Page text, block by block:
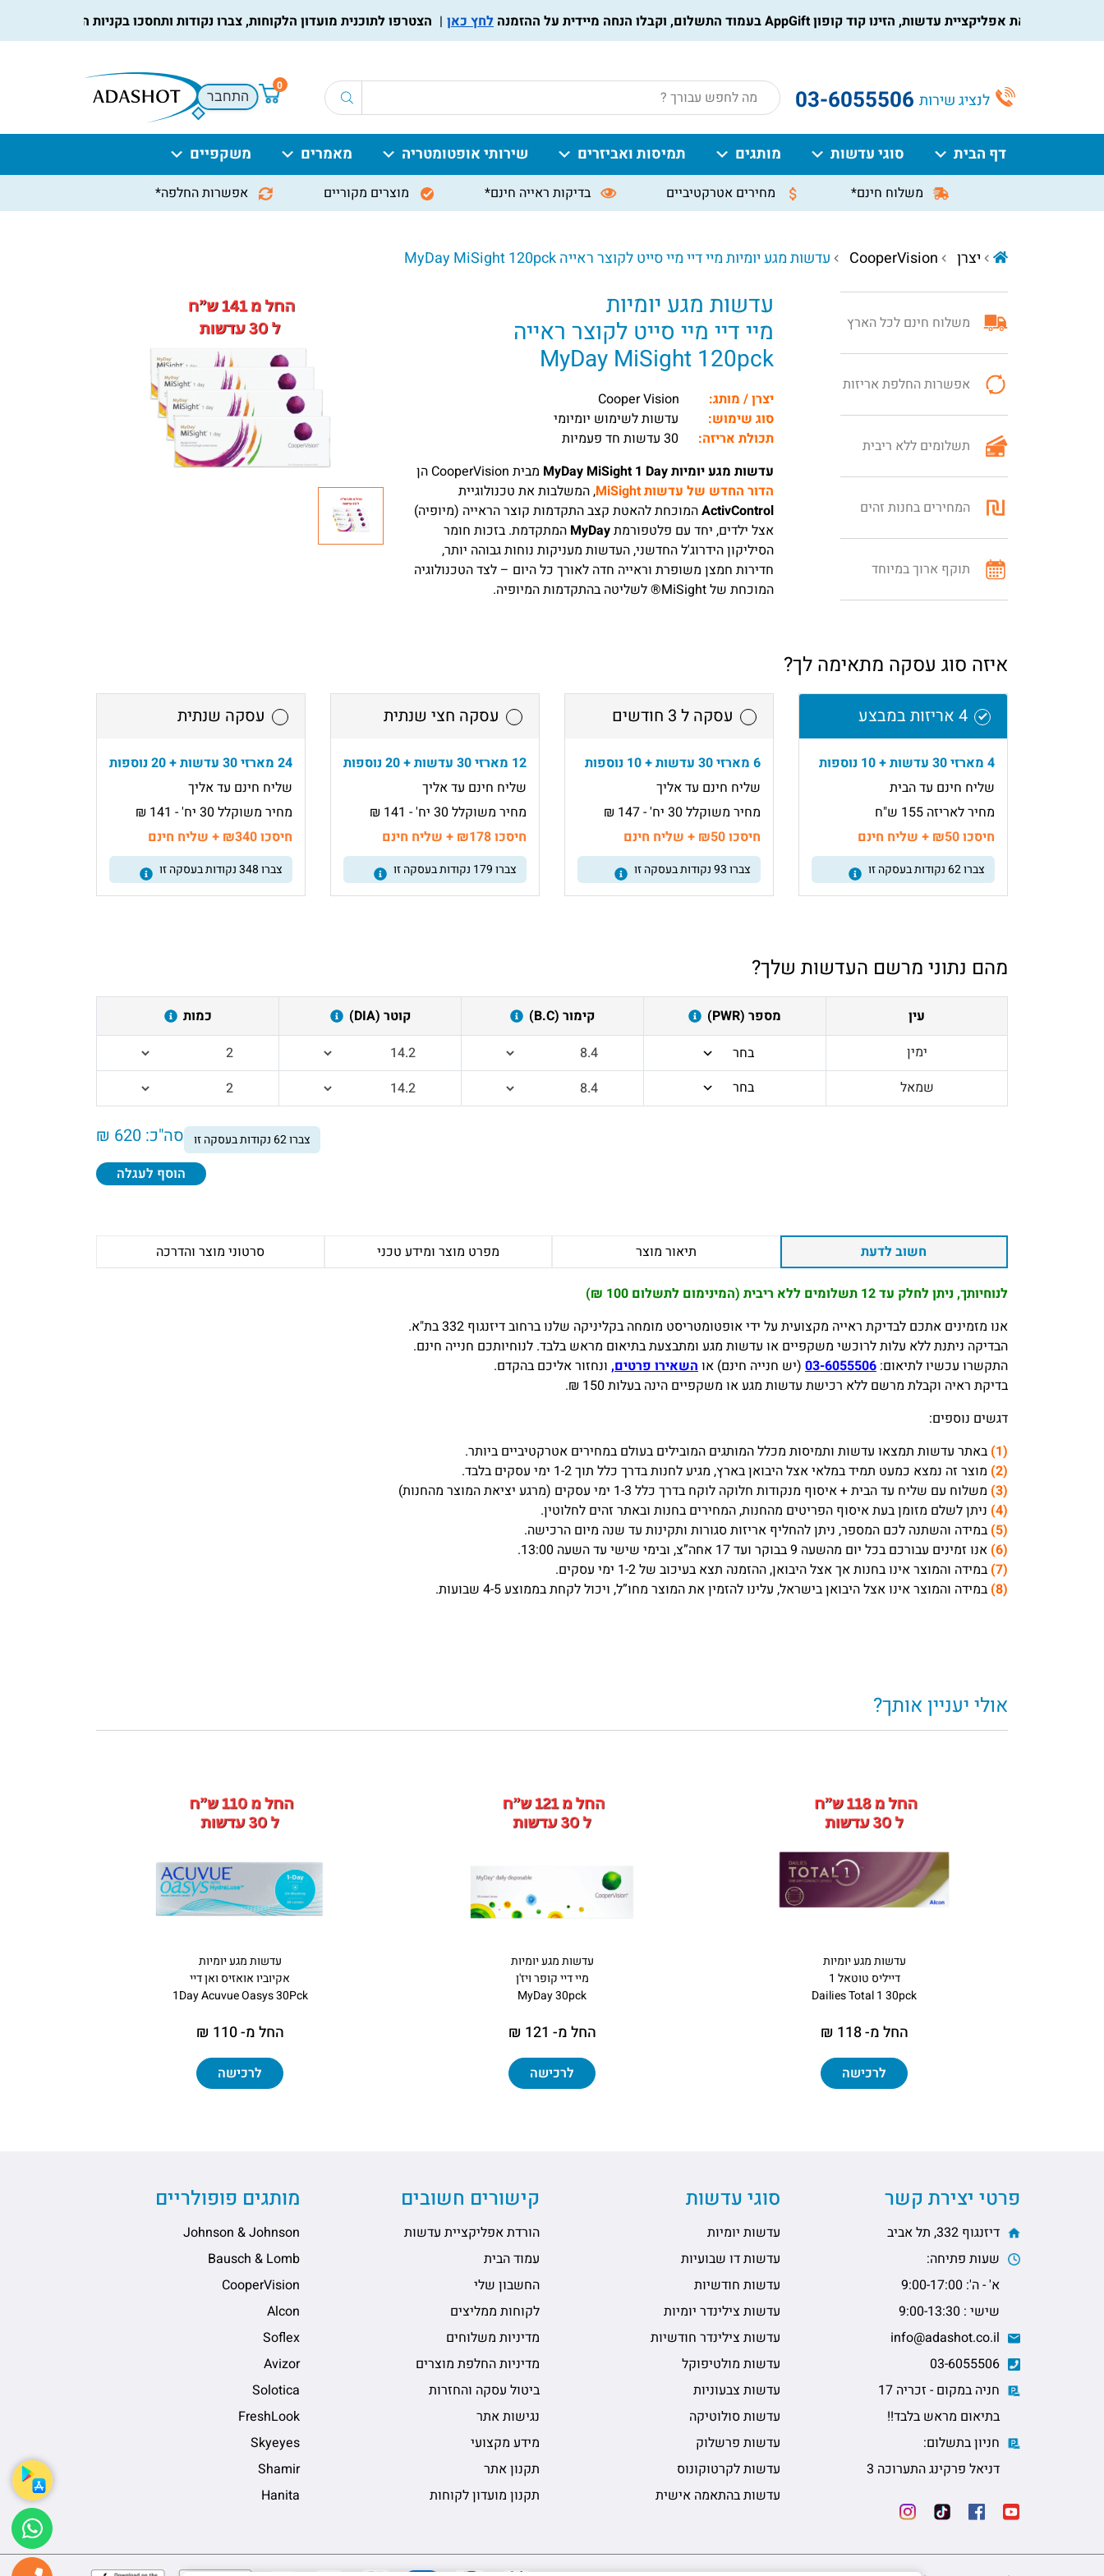
הורידו את אפליקציית עדשות, הזינו קוד קופון AppGift בעמוד התשלום, וקבלו הנחה מיידית על ההזמנה לחץ כאן הצטרפו לתוכנית מועדון הלקוחות, צברו נקודות ותחסכו בקניות הבאות, למידע נוסף
לנציג שירות 03-6055506
Products
search
0
התחבר
דף הבית סוגי עדשות מותגים תמיסות ואביזרים שירותי אופטומטריה מאמרים משקפיים
משלוח חינם* מחירים אטרקטיביים בדיקות ראייה חינם* מוצרים מקוריים אפשרות החלפה*
יצרן CooperVision עדשות מגע יומיות מיי דיי מיי סייט לקוצר ראייה MyDay MiSight 120pck
משלוח חינם לכל הארץ
אפשרות החלפת אריזות
תשלומים ללא ריבית
המחירים בחנות זהים
תוקף ארוך במיוחד
עדשות מגע יומיות
מיי דיי מיי סייט לקוצר ראייה
MyDay MiSight 120pck
יצרן / מותג:
סוג שימוש:
עדשות לשימוש יומיומי
תכולת אריזה:
עדשות מגע יומיות MyDay MiSight 1 Day
מבית CooperVision הן
הדור החדש של עדשות MiSight
, המשלבות את טכנולוגיית
ActivControlהמוכחת להאטת קצב התקדמות קוצר הראייה (מיופיה)
אצל ילדים, יחד עם פלטפורמתMyDay המתקדמת. בזכות חומר
הסיליקון הידרוג'ל החדשני, העדשות מעניקות נוחות גבוהה יותר,
חדירות חמצן משופרת וראייה חדה לאורך כל היום – לצד הטכנולוגיה
המוכחת של MiSight® לשליטה בהתקדמות המיופיה.
איזה סוג עסקה מתאימה לך?
4 אריזות במבצע
4 מארזי 30 עדשות + 10 נוספות
שליח חינם עד הבית
מחיר לאריזה 155 ש"ח
חיסכו ₪50 + שליח חינם
צברו62 נקודות בעסקה זו
עסקה ל 3 חודשים
6 מארזי 30 עדשות + 10 נוספות
שליח חינם עד אליך
מחיר משוקלל 30 יח' - 147 ₪
חיסכו ₪50 + שליח חינם
צברו93נקודות בעסקה זו
עסקה חצי שנתית
12 מארזי 30 עדשות + 20 נוספות
שליח חינם עד אליך
מחיר משוקלל 30 יח' - 141 ₪
חיסכו ₪178 + שליח חינם
צברו179 נקודות בעסקה זו
עסקה שנתית
24 מארזי 30 עדשות + 20 נוספות
שליח חינם עד אליך
מחיר משוקלל 30 יח' - 141 ₪
חיסכו ₪340 + שליח חינם
צברו348נקודות בעסקה זו
מהם נתוני מרשם העדשות שלך?
עין מספר (PWR) קימור (B.C) קוטר (DIA)
כמות
ימין
בחר
שמאל
בחר
סה"כ: 620 ₪ צברו62 נקודות בעסקה זו
הוסף לעגלה
חשוב לדעת תיאור מוצר מפרט מוצר ומידע טכני סרטוני מוצר והדרכה
לנוחיותך, ניתן לחלק עד 12 תשלומים ללא ריבית (המינימום לתשלום 100 ₪)
אנו מזמינים אתכם לבדיקת ראייה מקצועית על ידי אופטומטריסט מומחה בקליניקה שלנו ברחוב דיזנגוף 332 בת"א.
הבדיקה ניתנת ללא עלות לרוכשי משקפיים או עדשות מגע ומתבצעת בתיאום מראש בלבד. לנוחיותכם חנייה חינם.
התקשרו עכשיו לתיאום: 03-6055506 (יש חנייה חינם) אוהשאירו פרטים, ונחזור אליכם בהקדם.
בדיקת ראיה וקבלת מרשם ללא רכישת עדשות מגע או משקפיים הינה בעלות 150 ₪.
דגשים נוספים:
(1)
באתר עדשות תמצאו עדשות ותמיסות מכלל המותגים המובילים בעולם במחירים אטרקטיביים ביותר.
(2)
מוצר זה נמצא כמעט תמיד במלאי אצל היבואן בארץ, מגיע לחנות בדרך כלל תוך 1-2 ימי עסקים בלבד.
(3)
משלוח עם שליח עד הבית + איסוף מנקודות חלוקה לוקח בדרך כלל 1-3 ימי עסקים (מרגע יציאת המוצר מהחנות)
(4)
ניתן לשלם מזומן בעת איסוף הפריטים מהחנות, המחירים בחנות ובאתר זהים לחלוטין.
(5)
במידה והשתנה לכם המספר, ניתן להחליף אריזות סגורות ותקינות עד שנה מיום הרכישה.
(6)
אנו זמינים עבורכם בכל יום מהשעה 9 בבוקר ועד 17 אחה”צ, ובימי שישי עד השעה 13:00.
(7)
במידה והמוצר אינו בחנות אך אצל היבואן, ההזמנה תצא בעיכוב של 1-2 ימי עסקים.
(8)
במידה והמוצר אינו אצל היבואן בישראל, עלינו להזמין את המוצר מחו”ל, ויכול לקחת בממוצע 4-5 שבועות.
אולי יעניין אותך?
עדשות מגע יומיות
דייליס טוטאל 1
Dailies Total 1 30pck
החל מ- 118 ₪
לרכישה
עדשות מגע יומיות
מיי דיי קופר ויז'ן
MyDay 30pck
החל מ- 121 ₪
לרכישה
עדשות מגע יומיות
אקיוביו אואזיס ואן דיי
1Day Acuvue Oasys 30Pck
החל מ- 110 ₪
לרכישה
פרטי יצירת קשר
דיזנגוף 332, תל אביב
שעות פתיחה:
א' - ה': 9:00-17:00
שישי : 9:00-13:30
חניה במקום - זכריה 17
בתיאום מראש בלבד!!
חניון בתשלום:
דניאל פרקינג התערוכה 3
סוגי עדשות
עדשות יומיות
עדשות דו שבועיות
עדשות חודשיות
עדשות צילינדר יומיות
עדשות צילינדר חודשיות
עדשות מולטיפוקל
עדשות צבעוניות
עדשות סולוטיקה
עדשות פרשלוק
עדשות לקרטוקונוס
עדשות בהתאמה אישית
קישורים חשובים
הורדת אפליקציית עדשות
עמוד הבית
החשבון שלי
לקוחות ממליצים
מדיניות משלוחים
מדיניות החלפת מוצרים
ביטול עסקה והחזרות
נגישות אתר
מידע מקצועי
תקנון אתר
תקנון מועדון לקוחות
מותגים פופולריים
Johnson & Johnson
Bausch & Lomb
CooperVision
Alcon
Soflex
Avizor
Solotica
FreshLook
Skyeyes
Shamir
Hanita